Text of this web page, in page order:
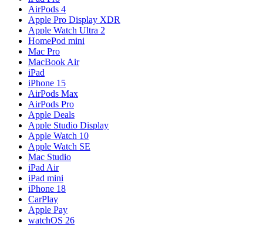
AirPods 4
Apple Pro Display XDR
Apple Watch Ultra 2
HomePod mini
Mac Pro
MacBook Air
iPad
iPhone 15
AirPods Max
AirPods Pro
Apple Deals
Apple Studio Display
Apple Watch 10
Apple Watch SE
Mac Studio
iPad Air
iPad mini
iPhone 18
CarPlay
Apple Pay
watchOS 26